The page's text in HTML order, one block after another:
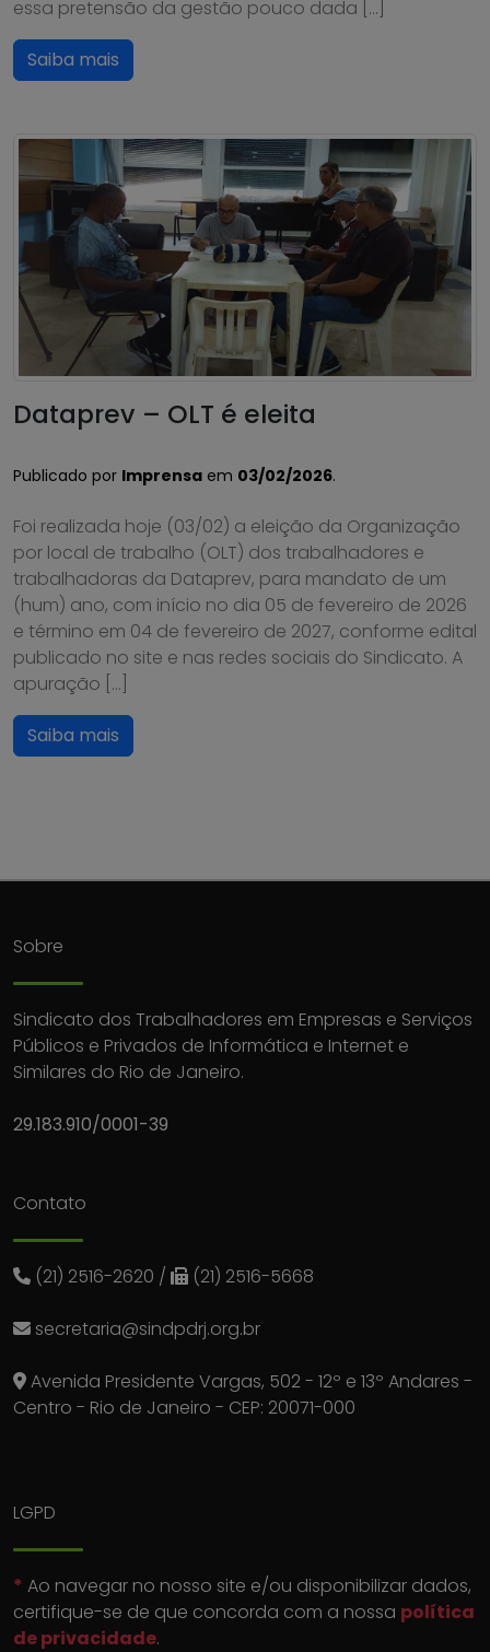
essa pretensão da gestão pouco dada […]
Saiba mais
Dataprev – OLT é eleita
Publicado por Imprensa em 03/02/2026.
Foi realizada hoje (03/02) a eleição da Organização
por local de trabalho (OLT) dos trabalhadores e
trabalhadoras da Dataprev, para mandato de um
(hum) ano, com início no dia 05 de fevereiro de 2026
e término em 04 de fevereiro de 2027, conforme edital
publicado no site e nas redes sociais do Sindicato. A
apuração […]
Saiba mais
Sobre
Sindicato dos Trabalhadores em Empresas e Serviços
Públicos e Privados de Informática e Internet e
Similares do Rio de Janeiro.
29.183.910/0001-39
Contato
(21) 2516-2620 / (21) 2516-5668
secretaria@sindpdrj.org.br
Avenida Presidente Vargas, 502 - 12º e 13º Andares -
Centro - Rio de Janeiro - CEP: 20071-000
LGPD
* Ao navegar no nosso site e/ou disponibilizar dados,
certifique-se de que concorda com a nossa política
de privacidade.